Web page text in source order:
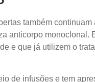
também
anticorpo monoclonal.
e que já utilizem o
de infusões e tem